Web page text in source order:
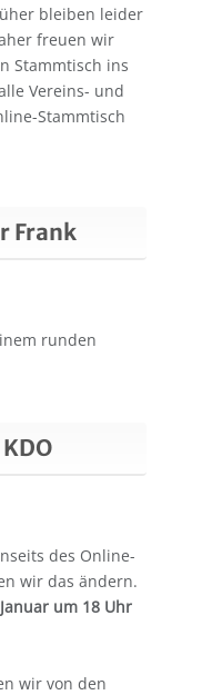
bleiben leider
freuen wir
Stammtisch ins
Vereins- und
Stammtisch
Frank
runden
des Online-
wir das ändern.
um 18 Uhr
wir von den